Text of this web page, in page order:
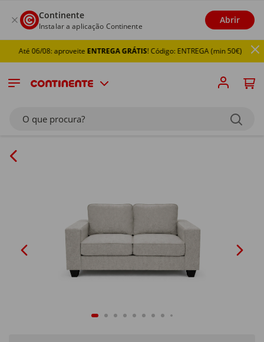
Continente
Instalar a aplicação Continente
Abrir
Até 06/08: aproveiteENTREGA GRÁTIS! Código: ENTREGA (min 50€)
O que procura?